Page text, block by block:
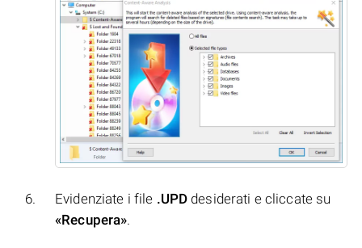
Evidenziate i file .UPD desiderati e cliccate su
«Recupera».